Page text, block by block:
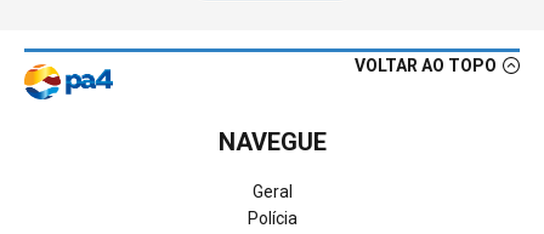
VOLTAR AO TOPO
NAVEGUE
Geral
Polícia